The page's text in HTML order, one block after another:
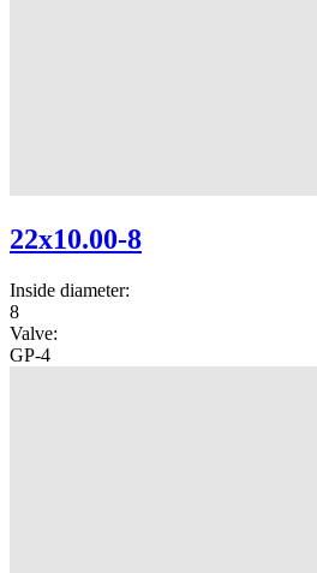
22x10.00-8
Inside diameter:
8
Valve:
GP-4